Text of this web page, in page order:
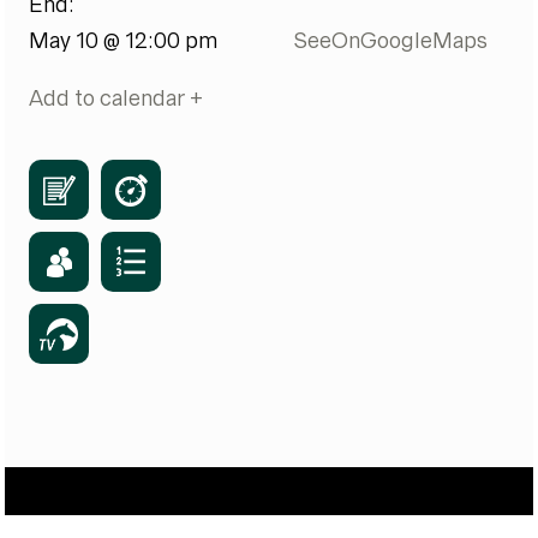
May 10 @ 12:00 pm
Add to calendar +
SeeOnGoogleMaps
INFORMATION